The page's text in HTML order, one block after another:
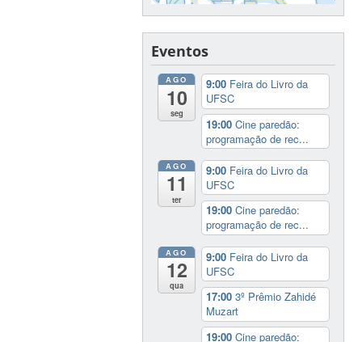
Eventos
AGO
10
seg
9:00 Feira do Livro da
UFSC
19:00Cine paredão:
programação de rec...
AGO
11
ter
9:00 Feira do Livro da
UFSC
19:00Cine paredão:
programação de rec...
AGO
12
qua
9:00 Feira do Livro da
UFSC
17:003º Prêmio Zahidé
Muzart
19:00Cine paredão: